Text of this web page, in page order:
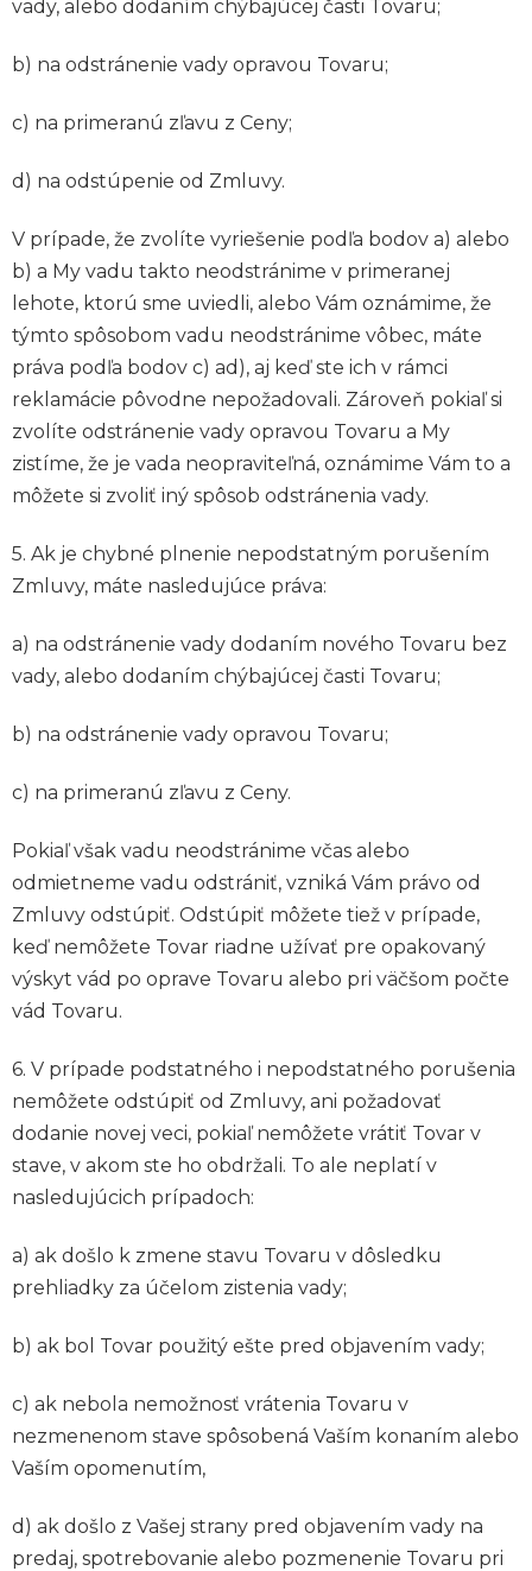
vady, alebo dodaním chýbajúcej časti Tovaru;
b) na odstránenie vady opravou Tovaru;
c) na primeranú zľavu z Ceny;
d) na odstúpenie od Zmluvy.
V prípade, že zvolíte vyriešenie podľa bodov a) alebo
b) a My vadu takto neodstránime v primeranej
lehote, ktorú sme uviedli, alebo Vám oznámime, že
týmto spôsobom vadu neodstránime vôbec, máte
práva podľa bodov c) ad), aj keď ste ich v rámci
reklamácie pôvodne nepožadovali. Zároveň pokiaľ si
zvolíte odstránenie vady opravou Tovaru a My
zistíme, že je vada neopraviteľná, oznámime Vám to a
môžete si zvoliť iný spôsob odstránenia vady.
5. Ak je chybné plnenie nepodstatným porušením
Zmluvy, máte nasledujúce práva:
a) na odstránenie vady dodaním nového Tovaru bez
vady, alebo dodaním chýbajúcej časti Tovaru;
b) na odstránenie vady opravou Tovaru;
c) na primeranú zľavu z Ceny.
Pokiaľ však vadu neodstránime včas alebo
odmietneme vadu odstrániť, vzniká Vám právo od
Zmluvy odstúpiť. Odstúpiť môžete tiež v prípade,
keď nemôžete Tovar riadne užívať pre opakovaný
výskyt vád po oprave Tovaru alebo pri väčšom počte
vád Tovaru.
6. V prípade podstatného i nepodstatného porušenia
nemôžete odstúpiť od Zmluvy, ani požadovať
dodanie novej veci, pokiaľ nemôžete vrátiť Tovar v
stave, v akom ste ho obdržali. To ale neplatí v
nasledujúcich prípadoch:
a) ak došlo k zmene stavu Tovaru v dôsledku
prehliadky za účelom zistenia vady;
b) ak bol Tovar použitý ešte pred objavením vady;
c) ak nebola nemožnosť vrátenia Tovaru v
nezmenenom stave spôsobená Vaším konaním alebo
Vaším opomenutím,
d) ak došlo z Vašej strany pred objavením vady na
predaj, spotrebovanie alebo pozmenenie Tovaru pri